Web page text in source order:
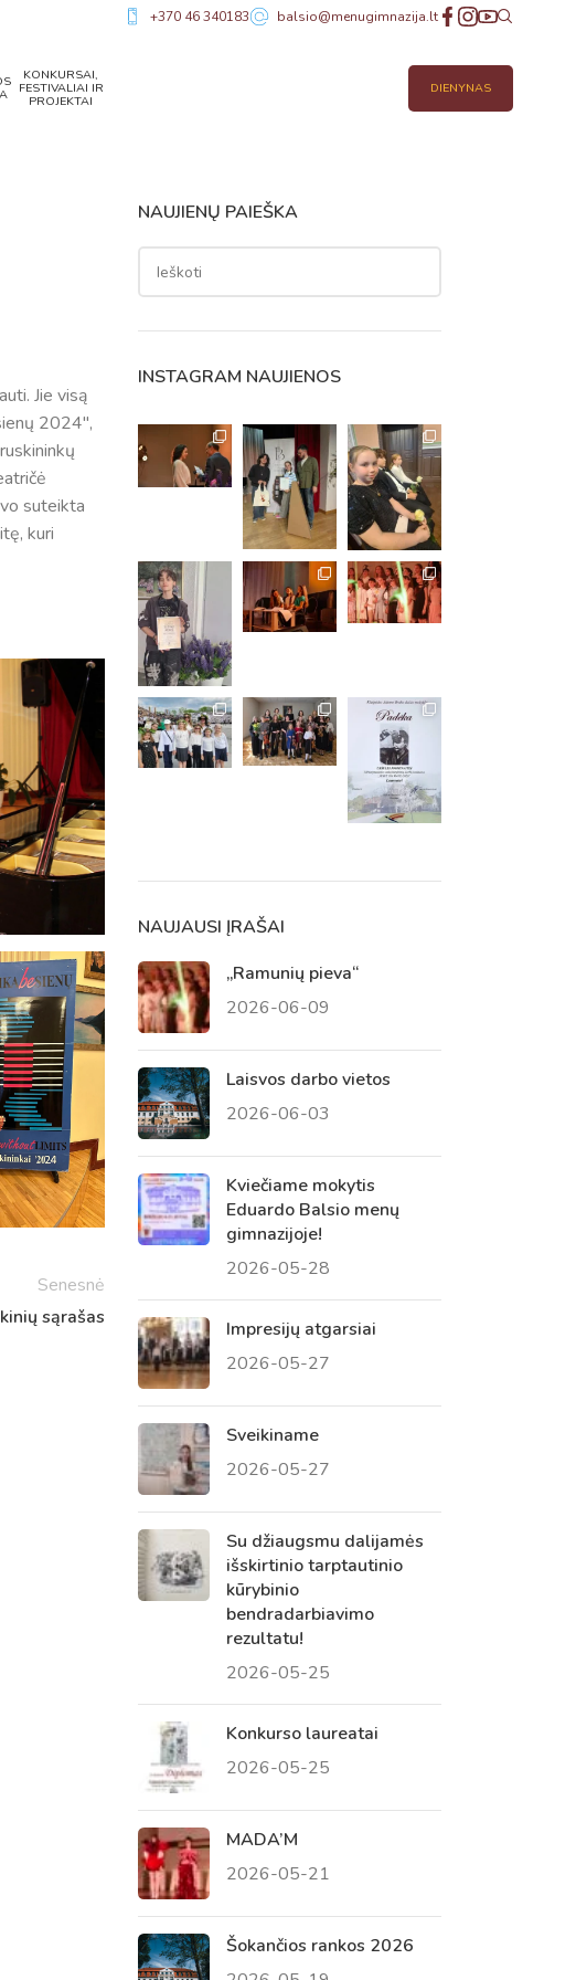
+370 46 340183 balsio@menugimnazija.lt
2026 m. m.
m. m.
dienos, tėvų susirinkimai
dienos, atvirų durų dienos, tėvų
planas
KONKURSAI,
FESTIVALIAI IR
PROJEKTAI
DIENYNAS
Jie visą
2024",
suteikta
kuri
Senesnė
sąrašas
NAUJIENŲ PAIEŠKA
INSTAGRAM NAUJIENOS
NAUJAUSI ĮRAŠAI
„Ramunių pieva“
2026-06-09
Laisvos darbo vietos
2026-06-03
Kviečiame mokytis
Eduardo Balsio menų
gimnazijoje!
2026-05-28
Impresijų atgarsiai
2026-05-27
Sveikiname
2026-05-27
Su džiaugsmu dalijamės
išskirtinio tarptautinio
kūrybinio
bendradarbiavimo
rezultatu!
2026-05-25
Konkurso laureatai
2026-05-25
MADA’M
2026-05-21
Šokančios rankos 2026
Virtualus asistentas
Sveiki! Taip, aš esu virtualus. Tačiau
dirbtinis intelektas suteikia man galimybę
ne tik analizuoti Jūsų klausimą, bet dar
tobulai atsimenu visą šioje svetainėje